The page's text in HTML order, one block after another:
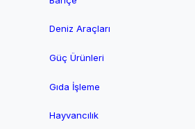
Deniz Araçları
Güç Ürünleri
Gıda İşleme
Hayvancılık